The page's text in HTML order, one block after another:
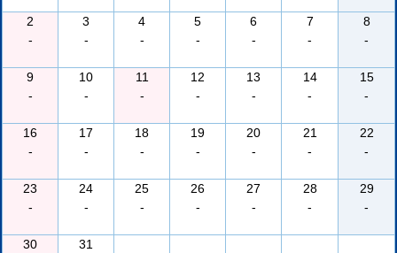
2
-
3
-
4
-
5
-
6
-
7
-
8
-
9
-
10
-
11
-
12
-
13
-
14
-
15
-
16
-
17
-
18
-
19
-
20
-
21
-
22
-
23
-
24
-
25
-
26
-
27
-
28
-
29
-
30
31